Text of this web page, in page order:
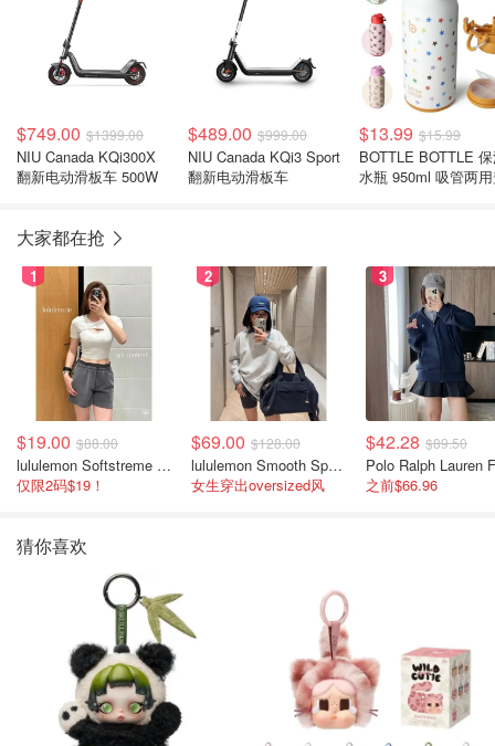
$749.00 $1399.00
NIU Canada KQi300X
翻新电动滑板车 500W
$489.00 $999.00
NIU Canada KQi3 Sport
翻新电动滑板车
$13.99 $15.99
BOTTLE BOTTLE
水瓶 950ml 吸管两
大家都在抢
1
$19.00 $88.00
lululemon Softstreme 女士高腰短裤 10cm
仅限2码$19！
2
$69.00 $128.00
lululemon Smooth Spacer 经典卫衣
女生穿出oversized风
3
$42.28 $89.50
之前$66.96
猜你喜欢